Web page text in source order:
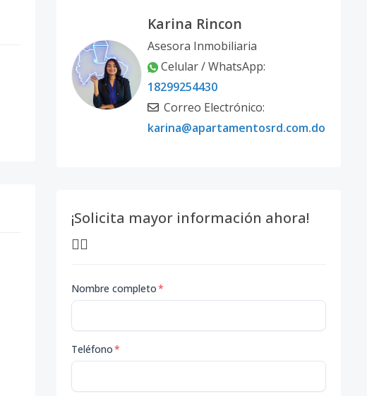
Karina Rincon
Asesora Inmobiliaria
Celular / WhatsApp:
18299254430
Correo Electrónico:
karina@apartamentosrd.com.do
¡Solicita mayor información ahora!
👇🏽
Nombre completo*
Teléfono*